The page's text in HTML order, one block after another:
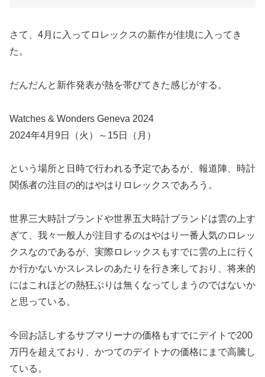
さて、4月に入ってロレックスの新作が佳境に入ってき
た。
だんだんと新作発表が熱を帯びてきた感じがする。
Watches & Wonders Geneva 2024
2024年4月9日（火）～15日（月）
という場所と日時で行われる予定であるが、報道陣、時計
関係者の注目の的はやはりロレックスであろう。
世界三大時計ブランドや世界五大時計ブランドは雲の上す
ぎて、我々一般人が注目するのはやはり一番人気のロレッ
クスなのであるが、実際ロレックスもすでに雲の上に行く
か行かないかスレスレのあたりを行き来しており、将来的
にはこれほどの熱狂ぶりは無くなってしまうのではないか
と思っている。
今回お話しするサブマリーナの価格もすでにデイトで200
万円を超えており、かつてのデイトナの価格にまで高騰し
ている。